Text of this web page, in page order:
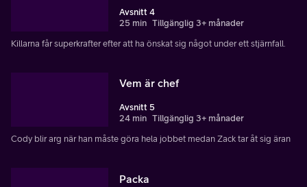
Avsnitt 4
25 min Tillgänglig 3+ månader
Killarna får superkrafter efter att ha önskat sig något under ett stjärnfall.
Vem är chef
Avsnitt 5
24 min Tillgänglig 3+ månader
Cody blir arg när han måste göra hela jobbet medan Zack tar åt sig äran
Packa